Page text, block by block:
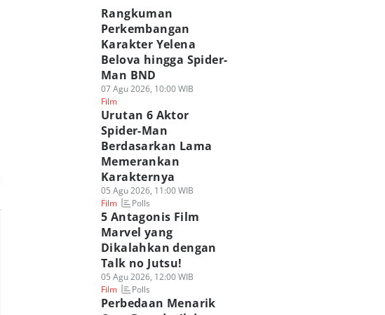
Rangkuman
Perkembangan
Karakter Yelena
Belova hingga Spider-
Man BND
07 Agu 2026, 10:00 WIB
Film
Urutan 6 Aktor
Spider-Man
Berdasarkan Lama
Memerankan
Karakternya
05 Agu 2026, 11:00 WIB
Film
Polls
5 Antagonis Film
Marvel yang
Dikalahkan dengan
Talk no Jutsu!
05 Agu 2026, 12:00 WIB
Film
Polls
Perbedaan Menarik